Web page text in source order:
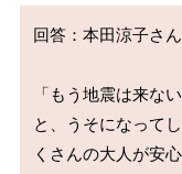
回答：本田涼子さん
「もう地震は来な
と、うそになって
くさんの大人が安